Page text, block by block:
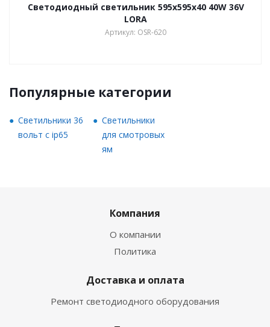
Светодиодный светильник 595х595х40 40W 36V
LORA
Артикул: OSR-620
Популярные категории
Светильники 36
вольт с ip65
Светильники
для смотровых
ям
Компания
О компании
Политика
Доставка и оплата
Ремонт светодиодного оборудования